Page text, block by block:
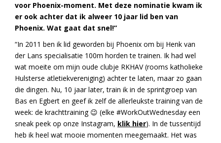
voor Phoenix-moment. Met deze nominatie kwam ik
er ook achter dat ik alweer 10 jaar lid ben van
Phoenix. Wat gaat dat snel!”
“In 2011 ben ik lid geworden bij Phoenix om bij Henk van
der Lans specialisatie 100m horden te trainen. Ik had wel
wat moeite om mijn oude clubje RKHAV (rooms katholieke
Hulsterse atletiekvereniging) achter te laten, maar zo gaan
die dingen. Nu, 10 jaar later, train ik in de sprintgroep van
Bas en Egbert en geef ik zelf de allerleukste training van de
week: de krachttraining 😉 (elke #WorkOutWednesday een
sneak peek op onze Instagram, klik hier). In de tussentijd
heb ik heel wat mooie momenten meegemaakt. Het was